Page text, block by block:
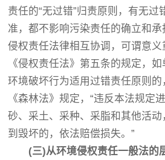
责任的“无过错”归责原则，有无过
准，都不影响污染责任的确立和
侵权责任法律相互协调，可谓意
《侵权责任法》第五条的规定，
环境破坏行为适用过错责任原则
《森林法》规定，“违反本法规定
砂、采土、采种、采脂和其他活
到毁坏的，依法赔偿损失。”
(三)从环境侵权责任一般法的